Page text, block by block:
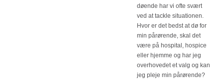
døende har vi ofte svært
ved at tackle situationen.
Hvor er det bedst at dø for
min pårørende, skal det
være på hospital, hospice
eller hjemme og har jeg
overhovedet et valg og kan
jeg pleje min pårørende?